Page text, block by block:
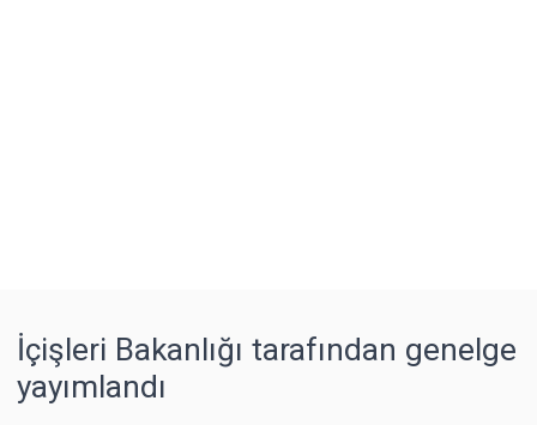
İçişleri Bakanlığı tarafından genelge
yayımlandı